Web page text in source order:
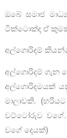
ඔබේ සමාජ
ටික්ටොක්ද ඒ
අල්ගොරිදම්
අල්ගොරිදම් ගැන
අල්ගොරිදමයක්
මාලාවකි.
වට්ටෝරුව වගේ.
වගේ දෙයක්)